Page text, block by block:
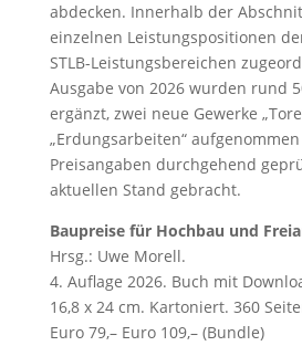
abdecken. Innerhalb der
einzelnen Leistungspositionen
STLB-Leistungsbereichen
Ausgabe von 2026 wurden rund
ergänzt, zwei neue Gewerke
„Erdungsarbeiten“
Preisangaben durchgehend
aktuellen Stand gebracht.
Baupreise für Hochbau und
Hrsg.: Uwe Morell.
4. Auflage 2026. Buch mit
16,8 x 24 cm. Kartoniert. 360
Euro 79,– Euro 109,– (Bundle)